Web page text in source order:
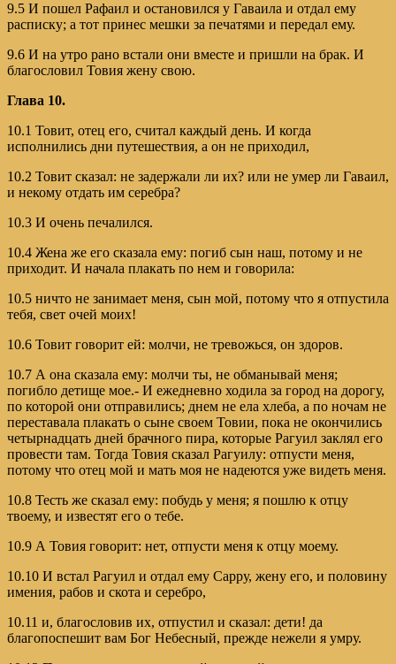
9.5 И пошел Рафаил и остановился у Гаваила и отдал ему
расписку; а тот принес мешки за печатями и передал ему.
9.6 И на утро рано встали они вместе и пришли на брак. И
благословил Товия жену свою.
Глава 10.
10.1 Товит, отец его, считал каждый день. И когда
исполнились дни путешествия, а он не приходил,
10.2 Товит сказал: не задержали ли их? или не умер ли Гаваил,
и некому отдать им серебра?
10.3 И очень печалился.
10.4 Жена же его сказала ему: погиб сын наш, потому и не
приходит. И начала плакать по нем и говорила:
10.5 ничто не занимает меня, сын мой, потому что я отпустила
тебя, свет очей моих!
10.6 Товит говорит ей: молчи, не тревожься, он здоров.
10.7 А она сказала ему: молчи ты, не обманывай меня;
погибло детище мое.- И ежедневно ходила за город на дорогу,
по которой они отправились; днем не ела хлеба, а по ночам не
переставала плакать о сыне своем Товии, пока не окончились
четырнадцать дней брачного пира, которые Рагуил заклял его
провести там. Тогда Товия сказал Рагуилу: отпусти меня,
потому что отец мой и мать моя не надеются уже видеть меня.
10.8 Тесть же сказал ему: побудь у меня; я пошлю к отцу
твоему, и известят его о тебе.
10.9 А Товия говорит: нет, отпусти меня к отцу моему.
10.10 И встал Рагуил и отдал ему Сарру, жену его, и половину
имения, рабов и скота и серебро,
10.11 и, благословив их, отпустил и сказал: дети! да
благопоспешит вам Бог Небесный, прежде нежели я умру.